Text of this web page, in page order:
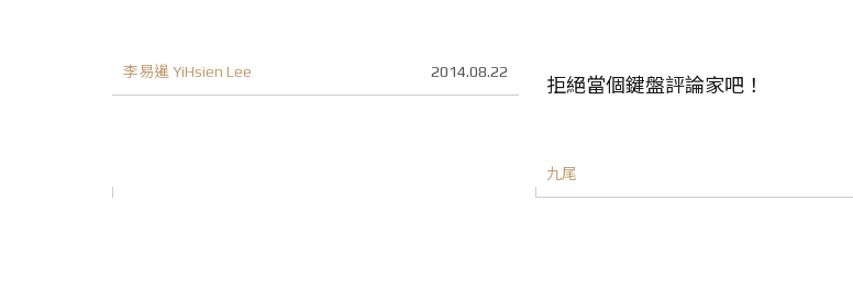
李易暹 YiHsien Lee 2014.08.22
拒絕當個鍵盤評論家吧！
九尾